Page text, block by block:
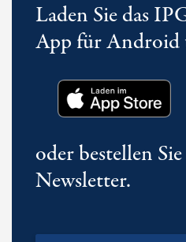
Laden Sie das
App für Android
oder bestellen
Newsletter.